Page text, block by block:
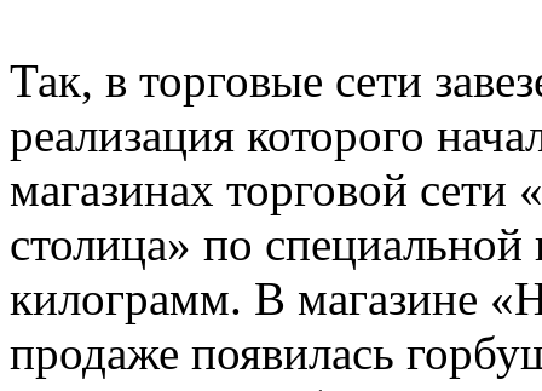
Так, в торговые сети
реализация которого
магазинах торговой
столица» по специальной
килограмм. В магазине
продаже появилась